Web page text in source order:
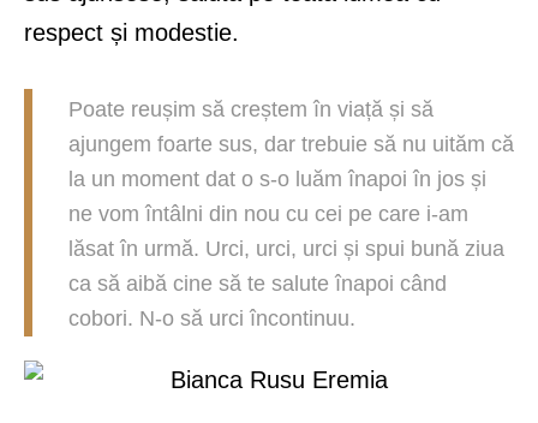
respect și modestie.
Poate reușim să creștem în viață și să
ajungem foarte sus, dar trebuie să nu uităm că
la un moment dat o s-o luăm înapoi în jos și
ne vom întâlni din nou cu cei pe care i-am
lăsat în urmă. Urci, urci, urci și spui bună ziua
ca să aibă cine să te salute înapoi când
cobori. N-o să urci încontinuu.